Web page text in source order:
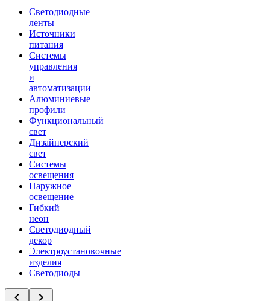
Светодиодные
ленты
Источники
питания
Системы
управления
и
автоматизации
Алюминиевые
профили
Функциональный
свет
Дизайнерский
свет
Системы
освещения
Наружное
освещение
Гибкий
неон
Светодиодный
декор
Электроустановочные
изделия
Светодиоды